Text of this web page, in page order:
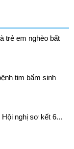
trẻ em nghèo bất
tim bẩm sinh
nghị sơ kết 6...